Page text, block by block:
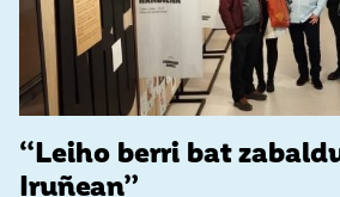
“Leiho berri bat
Iruñean”